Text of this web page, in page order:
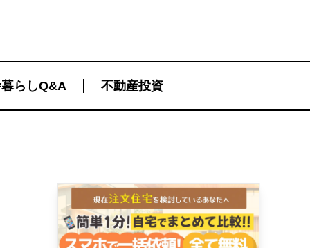
らしQ&A 不動産投資